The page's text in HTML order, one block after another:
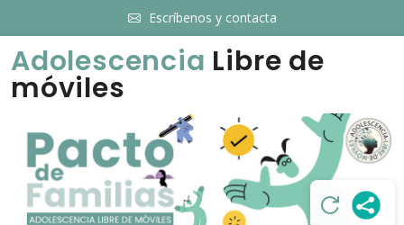
Escríbenos y contacta
Adolescencia Libre de
móviles